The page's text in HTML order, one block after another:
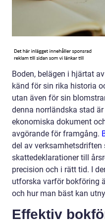
Boden, belägen i hjärtat
känd för sin rika historia
utan även för sin
denna norrländska stad
ekonomiska dokument
avgörande för framgång.
del av
skattedeklarationer till
precision och i rätt tid. I
utforska varför bokföring
och hur man bäst kan
Effektiv